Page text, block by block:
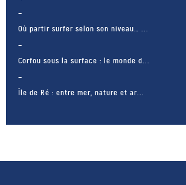
Où partir surfer selon son niveau… ...
Corfou sous la surface : le monde d...
Île de Ré : entre mer, nature et ar...